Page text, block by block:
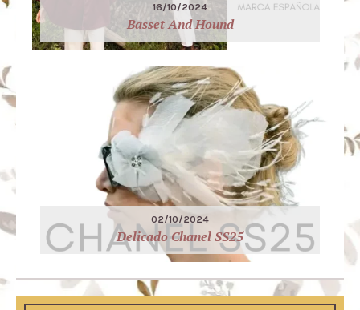
16/10/2024
Basset And Hound
02/10/2024
Delicado Chanel SS25